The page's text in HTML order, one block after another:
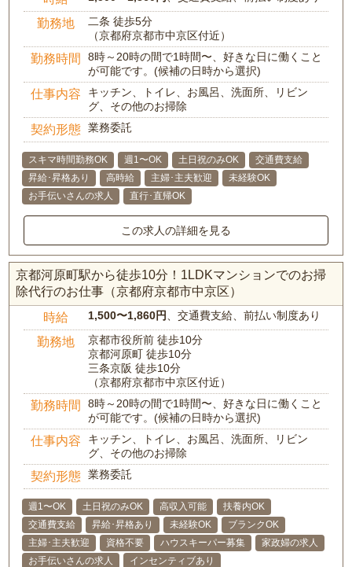
勤務地
二条 徒歩5分
（京都府京都市中京区付近）
勤務時間
8時～20時の間で1時間〜、好きな日に働くこと
が可能です。(候補の日時から選択)
仕事内容
キッチン、トイレ、お風呂、洗面所、リビン
グ、その他のお掃除
契約形態 業務委託
スキマ時間勤務OK 週1〜OK 土日祝のみOK
交通費支給
昇給･昇格あり
高時給 主婦･主夫歓迎
未経験OK
お手伝いさんの求人
直行･直帰OK
この求人の詳細を見る
京都河原町駅から徒歩10分！1LDKマンションでのお掃
除代行のお仕事（京都府京都市中京区）
時給 1,500〜1,860円 、交通費支給、前払い制度あり
勤務地
京都市役所前 徒歩10分
京都河原町 徒歩10分
三条京阪 徒歩10分
（京都府京都市中京区付近）
勤務時間
8時～20時の間で1時間〜、好きな日に働くこと
が可能です。(候補の日時から選択)
仕事内容
キッチン、トイレ、お風呂、洗面所、リビン
グ、その他のお掃除
契約形態 業務委託
週1〜OK 土日祝のみOK 高収入可能
扶養内OK
交通費支給
昇給･昇格あり 未経験OK
ブランクOK
主婦･主夫歓迎
資格不要 ハウスキーパー募集
家政婦の求人
お手伝いさんの求人
インセンティブあり